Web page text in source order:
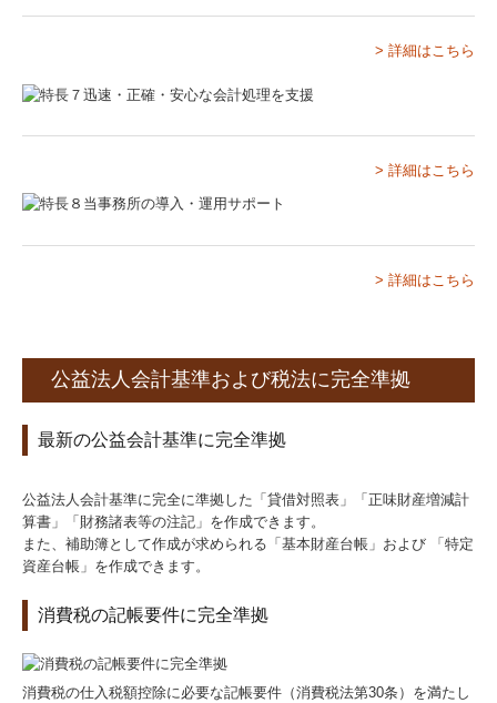
お客様リンク
お問い合わせ
> 詳細はこちら
> 詳細はこちら
> 詳細はこちら
公益法人会計基準および税法に完全準拠
最新の公益会計基準に完全準拠
公益法人会計基準に完全に準拠した「貸借対照表」「正味財産増減計
算書」「財務諸表等の注記」を作成できます。
また、補助簿として作成が求められる「基本財産台帳」および 「特定
資産台帳」を作成できます。
消費税の記帳要件に完全準拠
消費税の仕入税額控除に必要な記帳要件（消費税法第30条）を満たし